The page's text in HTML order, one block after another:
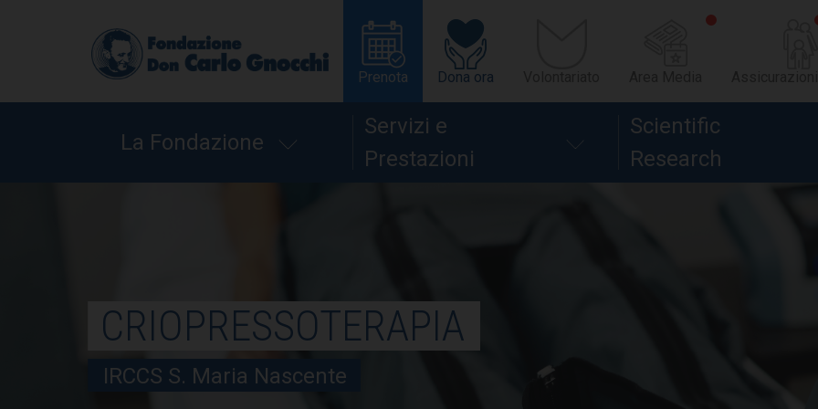
Prenota Dona ora
La Fondazione
Servizi e
Prestazioni
Scientific
Research
CRIOPRESSOTERAPIA
IRCCS S. Maria Nascente